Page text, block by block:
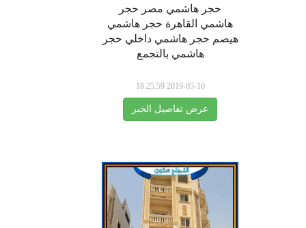
حجر هاشمي مصر حجر
هاشمي القاهرة حجر هاشمي
هيصم حجر هاشمي داخلي حجر
هاشمي بالتجمع
2019-05-10 18:25:59
عرض تفاصيل الخبر